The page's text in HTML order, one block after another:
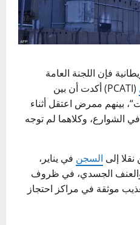
فإن اللجنة العامة
(PCATI) أكدت أن بين
“، بينهم ممرض اعتقل أثناء
الشوارع، وكلاهما لم توجه
إلى السجن في يناير،
الجسدي، في ظروف
موثقة في مراكز احتجاز